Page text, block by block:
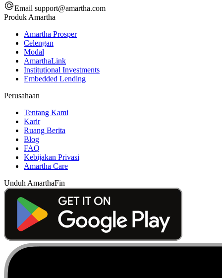
Email support@amartha.com
Produk Amartha
Amartha Prosper
Celengan
Modal
AmarthaLink
Institutional Investments
Embedded Lending
Perusahaan
Tentang Kami
Karir
Ruang Berita
Blog
FAQ
Kebijakan Privasi
Amartha Care
Unduh AmarthaFin